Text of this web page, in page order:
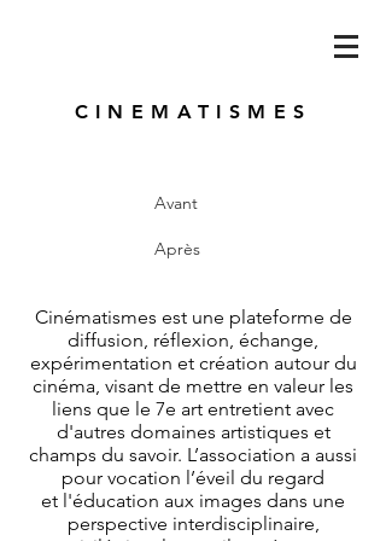
CINEMATISMES
Avant
Après
Cinématismes est une plateforme de
diffusion, réflexion, échange,
expérimentation et création autour du
cinéma, visant de mettre en valeur les
liens que le 7e art entretient avec
d'autres domaines artistiques et
champs du savoir. L’association a aussi
pour vocation l’éveil du regard
et l'éducation aux images dans une
perspective interdisciplinaire,